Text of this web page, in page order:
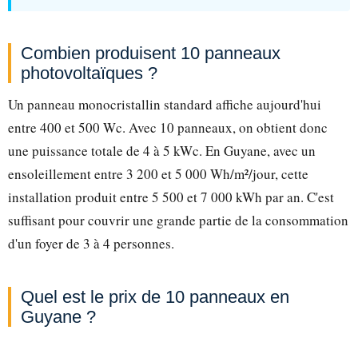
Combien produisent 10 panneaux
photovoltaïques ?
Un panneau monocristallin standard affiche aujourd'hui
entre 400 et 500 Wc. Avec 10 panneaux, on obtient donc
une puissance totale de 4 à 5 kWc. En Guyane, avec un
ensoleillement entre 3 200 et 5 000 Wh/m²/jour, cette
installation produit entre 5 500 et 7 000 kWh par an. C'est
suffisant pour couvrir une grande partie de la consommation
d'un foyer de 3 à 4 personnes.
Quel est le prix de 10 panneaux en
Guyane ?